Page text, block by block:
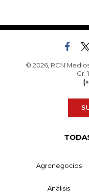
© 2026, RCN
Cr.
Agronegocios
Análisis